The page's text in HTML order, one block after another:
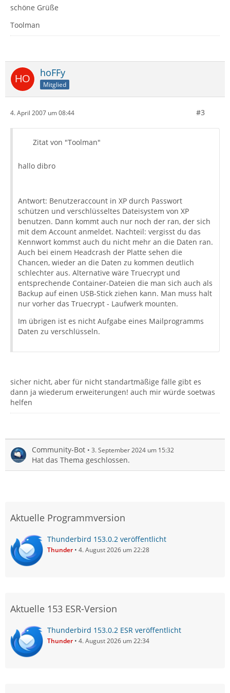
schöne Grüße
Toolman
hoFFy
Mitglied
4. April 2007 um 08:44 #3
Zitat von "Toolman"
hallo dibro
Antwort: Benutzeraccount in XP durch Passwort
schützen und verschlüsseltes Dateisystem von XP
benutzen. Dann kommt auch nur noch der ran, der sich
mit dem Account anmeldet. Nachteil: vergisst du das
Kennwort kommst auch du nicht mehr an die Daten ran.
Auch bei einem Headcrash der Platte sehen die
Chancen, wieder an die Daten zu kommen deutlich
schlechter aus. Alternative wäre Truecrypt und
entsprechende Container-Dateien die man sich auch als
Backup auf einen USB-Stick ziehen kann. Man muss halt
nur vorher das Truecrypt - Laufwerk mounten.
Im übrigen ist es nicht Aufgabe eines Mailprogramms
Daten zu verschlüsseln.
sicher nicht, aber für nicht standartmäßige fälle gibt es
dann ja wiederum erweiterungen! auch mir würde soetwas
helfen
Community-Bot 3. September 2024 um 15:32
Hat das Thema geschlossen.
Aktuelle Programmversion
Thunderbird 153.0.2 veröffentlicht
Thunder 4. August 2026 um 22:28
Aktuelle 153 ESR-Version
Thunderbird 153.0.2 ESR veröffentlicht
Thunder 4. August 2026 um 22:34